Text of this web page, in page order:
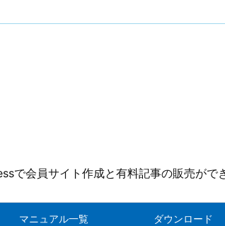
で会員サイト作成と有料記事の販売がで
マニュアル一覧 ダウンロード